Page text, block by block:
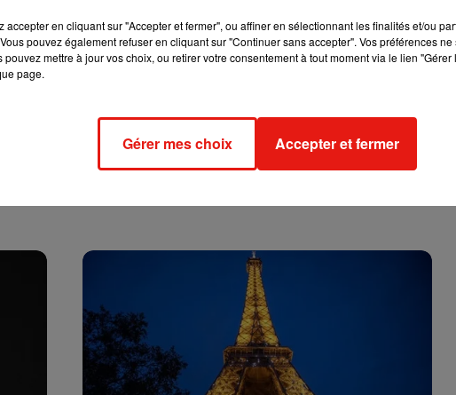
accepter en cliquant sur "Accepter et fermer", ou affiner en sélectionnant les finalités et/ou
pouvez également refuser en cliquant sur "Continuer sans accepter". Vos préférences
pouvez mettre à jour vos choix, ou retirer votre consentement à tout moment via le lien
page.
Gérer mes choix Accepter et fermer